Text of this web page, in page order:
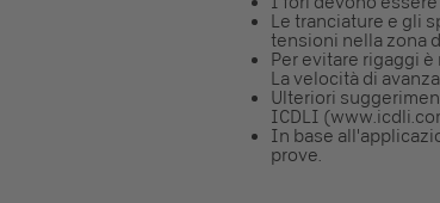
Le tranciature e gli
tensioni nella zona
Per evitare rigaggi
La velocità di
Ulteriori
ICDLI
In base
prove.